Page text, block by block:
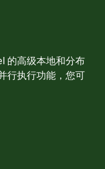
的高级本地和分布
行执行功能，您可